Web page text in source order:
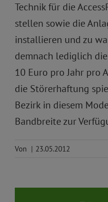
Technik für die
stellen sowie die
installieren und zu
demnach lediglich
10 Euro pro Jahr pro
die Störerhaftung
Bezirk in diesem
Bandbreite zur
Von | 23.05.2012